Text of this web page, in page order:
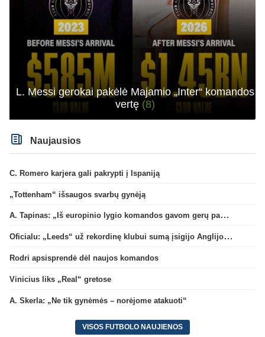
L. Messi gerokai pakėlė Majamio „Inter“ komandos
vertę (8)
Naujausios
C. Romero karjera gali pakrypti į Ispaniją
„Tottenham“ išsaugos svarbų gynėją
A. Tapinas: „Iš europinio lygio komandos gavom gerų pamokų“
Oficialu: „Leeds“ už rekordinę klubui sumą įsigijo Anglijos rinktinės vartininką
Rodri apsisprendė dėl naujos komandos
Vinicius liks „Real“ gretose
A. Skerla: „Ne tik gynėmės – norėjome atakuoti“
VISOS FUTBOLO NAUJIENOS